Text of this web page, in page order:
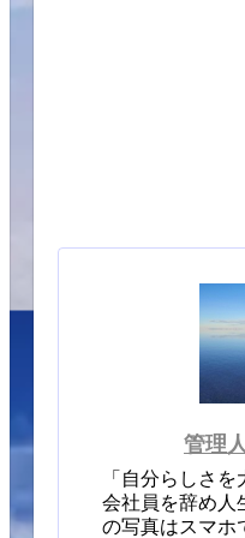
管理
「自分らしさ
会社員を辞め人
の写真はスマホ